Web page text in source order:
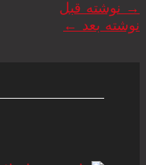
→ نوشته قبل
نوشته بعد ←